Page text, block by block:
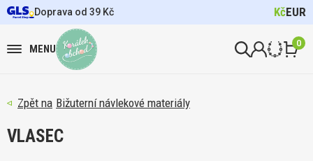
Doprava od 39 Kč KčEUR
MENU 0
Bižuterní návlekové materiály
VLASEC